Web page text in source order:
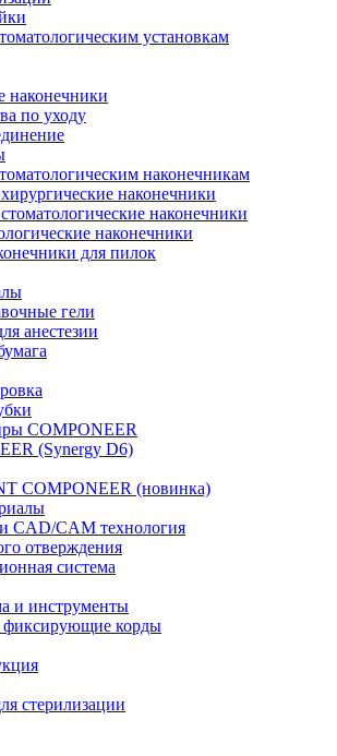
установкам
наконечники
по уходу
наконечникам
наконечники
наконечники
наконечники
для пилок
гели
анестезии
COMPONEER
(Synergy D6)
COMPONEER (новинка)
CAD/СAM технология
отверждения
система
и инструменты
фиксирующие корды
стерилизации